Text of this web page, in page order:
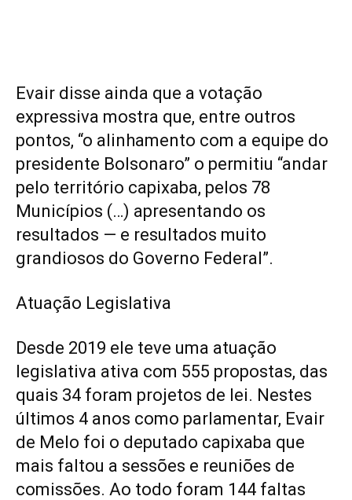
Evair disse ainda que a votação
expressiva mostra que, entre outros
pontos, “o alinhamento com a equipe do
presidente Bolsonaro” o permitiu “andar
pelo território capixaba, pelos 78
Municípios (…) apresentando os
resultados — e resultados muito
grandiosos do Governo Federal”.
Atuação Legislativa
Desde 2019 ele teve uma atuação
legislativa ativa com 555 propostas, das
quais 34 foram projetos de lei. Nestes
últimos 4 anos como parlamentar, Evair
de Melo foi o deputado capixaba que
mais faltou a sessões e reuniões de
comissões. Ao todo foram 144 faltas